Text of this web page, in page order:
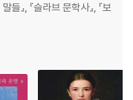
』, 『슬라브 문학사』, 『보